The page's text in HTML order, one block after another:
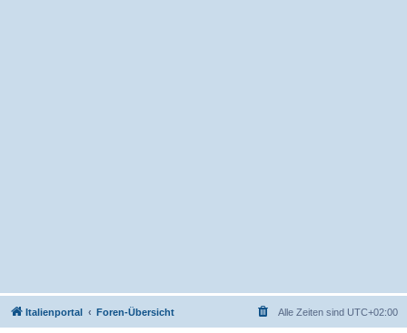
Italienportal Foren-Übersicht Alle Zeiten sind UTC+02:00